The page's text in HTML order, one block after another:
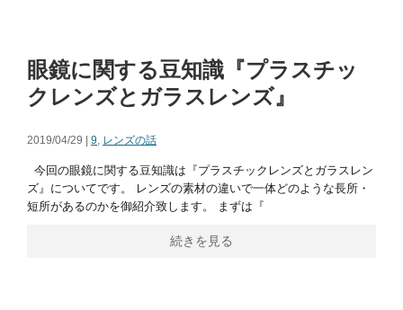
眼鏡に関する豆知識『プラスチッ
クレンズとガラスレンズ』
2019/04/29 | 9, レンズの話
今回の眼鏡に関する豆知識は『プラスチックレンズとガラスレン
ズ』についてです。 レンズの素材の違いで一体どのような長所・
短所があるのかを御紹介致します。 まずは『
続きを見る